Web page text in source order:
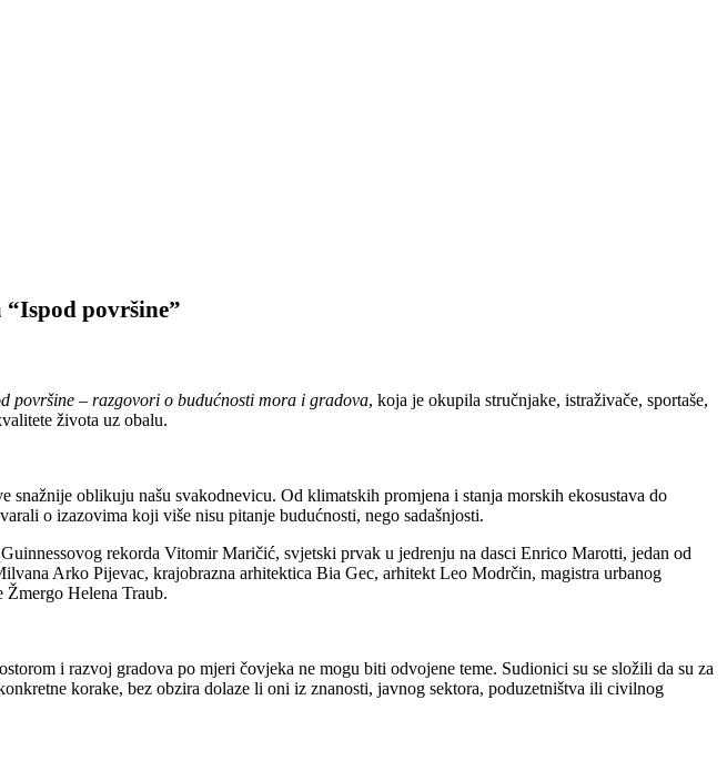
površine”
površine – razgovori o budućnosti mora i gradova, koja je okupila stručnjake, istraživače, sportaše,
života uz obalu.
oblikuju našu svakodnevicu. Od klimatskih promjena i stanja morskih ekosustava do
o izazovima koji više nisu pitanje budućnosti, nego sadašnjosti.
rekorda Vitomir Maričić, svjetski prvak u jedrenju na dasci Enrico Marotti, jedan od
Arko Pijevac, krajobrazna arhitektica Bia Gec, arhitekt Leo Modrčin, magistra urbanog
Žmergo Helena Traub.
i razvoj gradova po mjeri čovjeka ne mogu biti odvojene teme. Sudionici su se složili da su za
korake, bez obzira dolaze li oni iz znanosti, javnog sektora, poduzetništva ili civilnog